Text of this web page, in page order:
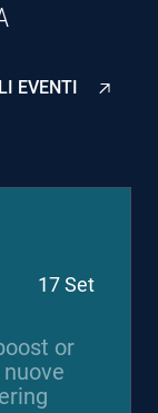
EVENTI
17 Set
or